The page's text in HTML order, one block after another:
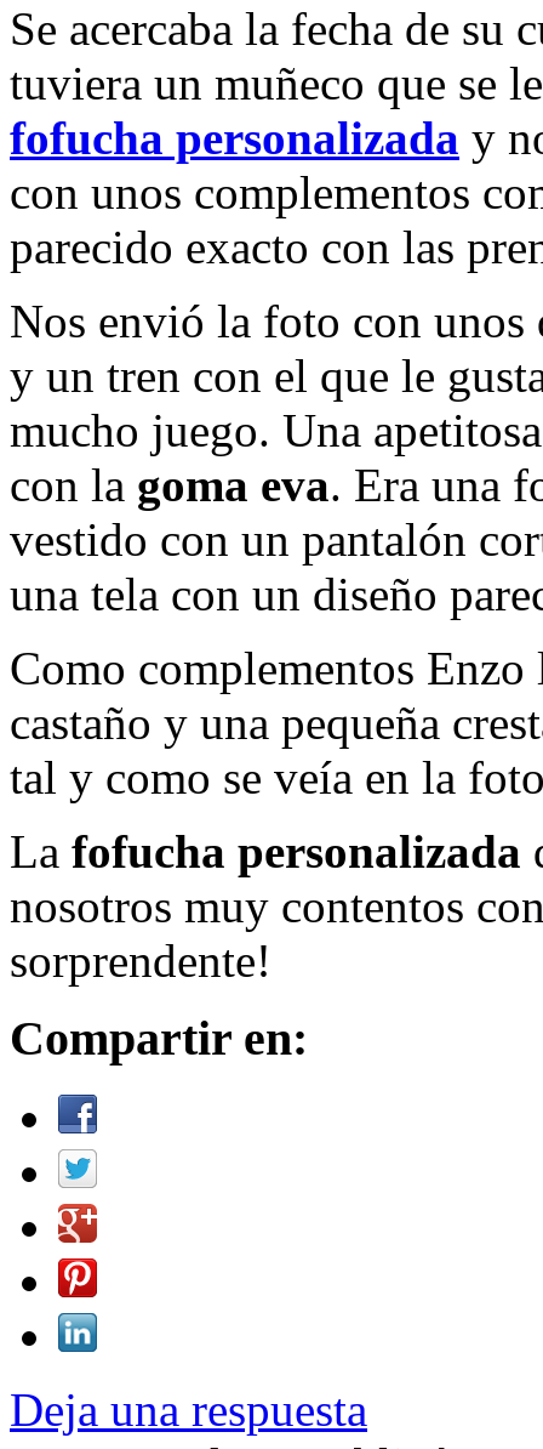
Se acercaba la fecha de su
tuviera un muñeco que se
fofucha personalizada y
con unos complementos
parecido exacto con las
Nos envió la foto con unos
y un tren con el que le
mucho juego. Una
con la goma eva. Era una
vestido con un pantalón
una tela con un diseño
Como complementos
castaño y una pequeña
tal y como se veía en la
La fofucha personalizada
nosotros muy contentos
sorprendente!
Compartir en:
Deja una respuesta